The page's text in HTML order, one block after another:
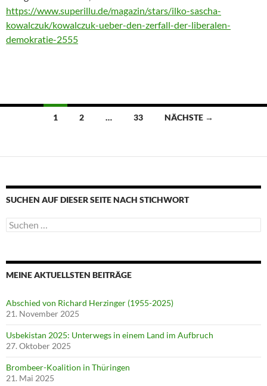
https://www.superillu.de/magazin/stars/ilko-sascha-
kowalczuk/kowalczuk-ueber-den-zerfall-der-liberalen-
demokratie-2555
Beitragsnavigation
1 2 … 33 NÄCHSTE →
SUCHEN AUF DIESER SEITE NACH STICHWORT
Suche
nach:
MEINE AKTUELLSTEN BEITRÄGE
Abschied von Richard Herzinger (1955-2025)
21. November 2025
Usbekistan 2025: Unterwegs in einem Land im Aufbruch
27. Oktober 2025
Brombeer-Koalition in Thüringen
21. Mai 2025